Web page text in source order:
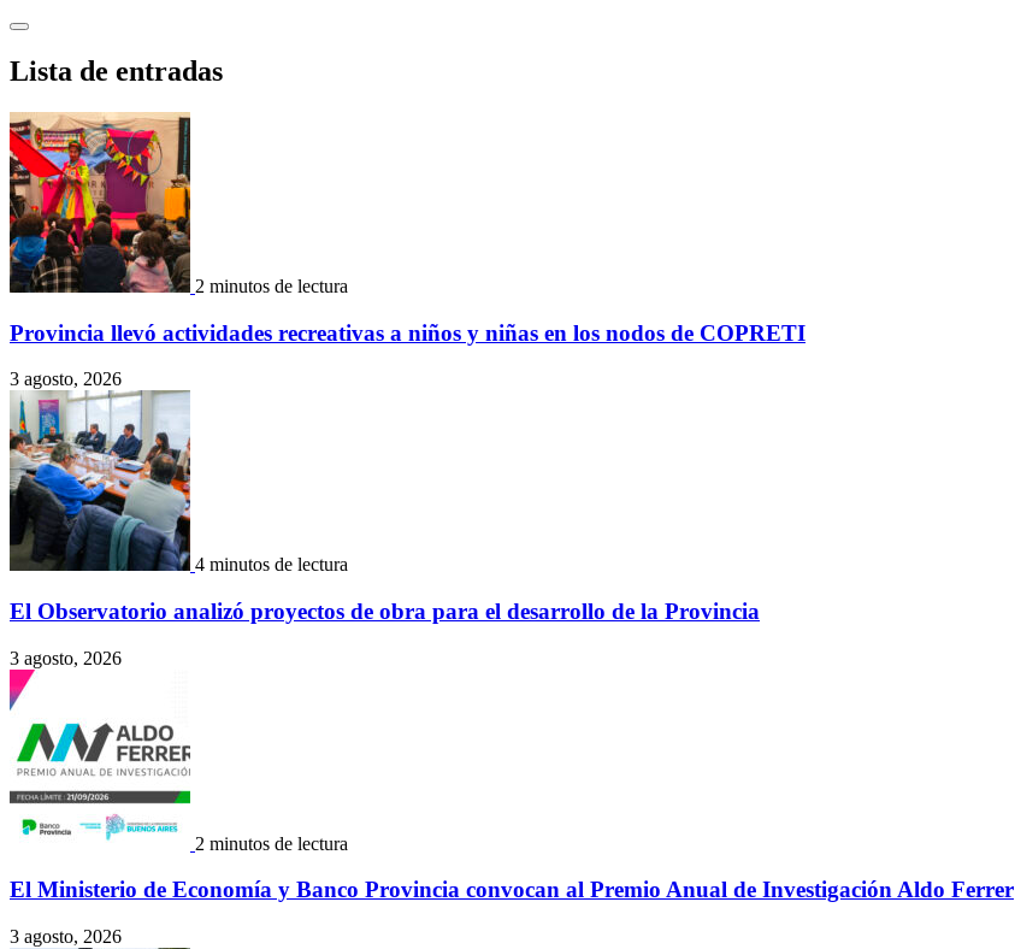
Saltar
contenido
Lista de entradas
2 minutos de lectura
Provincia llevó actividades recreativas a niños y niñas en los nodos de COPRETI
3 agosto, 2026
4 minutos de lectura
El Observatorio analizó proyectos de obra para el desarrollo de la Provincia
3 agosto, 2026
2 minutos de lectura
El Ministerio de Economía y Banco Provincia convocan al Premio Anual de Investigación Aldo Ferrer
3 agosto, 2026